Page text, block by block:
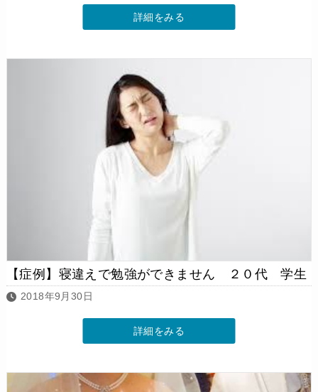
詳細をみる
【症例】寝違えで勉強ができません ２０代 学生
2018年9月30日
詳細をみる